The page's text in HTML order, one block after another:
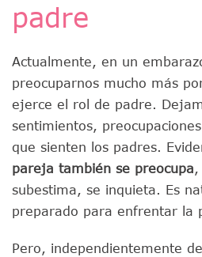
padre
Actualmente, en un
preocuparnos mucho más
ejerce el rol de padre.
sentimientos,
que sienten los padres.
pareja también se preocupa
subestima, se inquieta. Es
preparado para enfrentar la
Pero, independientemente